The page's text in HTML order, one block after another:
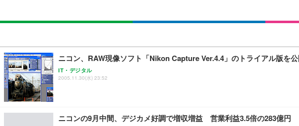
ニコン、RAW現像ソフト「Nikon Capture Ver.4.4」のトライアル版を
IT・デジタル
2005.11.30(水) 23:52
ニコンの9月中間、デジカメ好調で増収増益 営業利益3.5倍の283億円